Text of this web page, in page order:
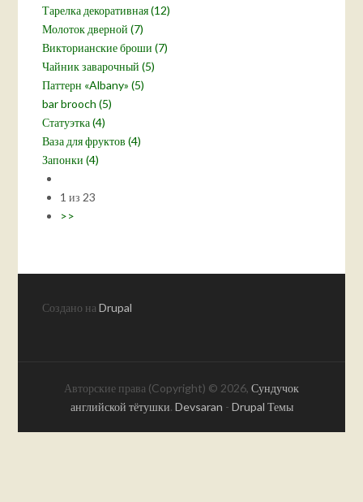
Тарелка декоративная (12)
Молоток дверной (7)
Викторианские броши (7)
Чайник заварочный (5)
Паттерн «Albany» (5)
bar brooch (5)
Статуэтка (4)
Ваза для фруктов (4)
Запонки (4)
1 из 23
>>
Создано наDrupal
Авторские права (Copyright) © 2026, Сундучок
английской тётушки. Devsaran - Drupal Темы